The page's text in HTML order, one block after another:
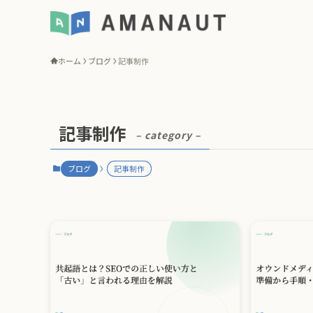
ホーム ブログ 記事制作
記事制作 – category –
ブログ 記事制作